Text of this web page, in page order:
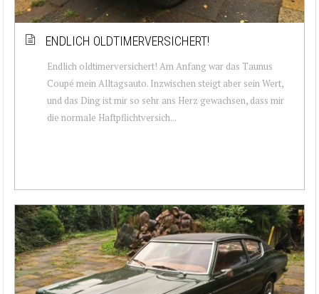
ENDLICH OLDTIMERVERSICHERT!
Endlich oldtimerversichert! Am Anfang war das Taunus
Coupé mein Alltagsauto. Inzwischen steigt aber sein Wert,
und das Ding ist mir so sehr ans Herz gewachsen, dass mir
die normale Haftpflichtversich...